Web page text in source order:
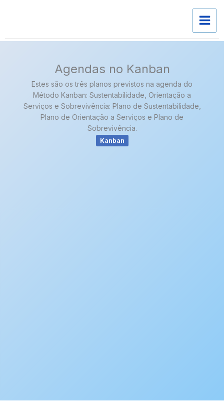
Agendas no Kanban
Estes são os três planos previstos na agenda do
Método Kanban: Sustentabilidade, Orientação a
Serviços e Sobrevivência: Plano de Sustentabilidade,
Plano de Orientação a Serviços e Plano de
Sobrevivência.
Kanban